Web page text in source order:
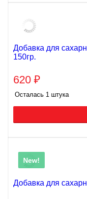
Добавка для
150гр.
620 ₽
Осталась 1 штука
New!
Добавка для